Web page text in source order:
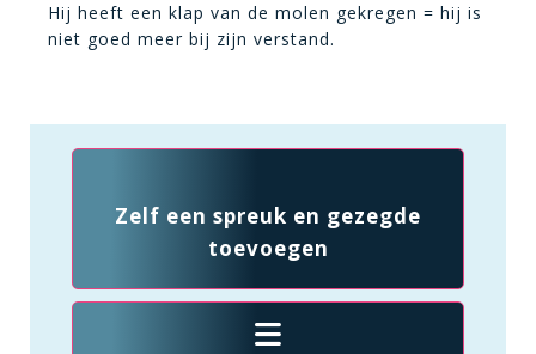
Hij heeft een klap van de molen gekregen = hij is
niet goed meer bij zijn verstand.
Zelf een spreuk en gezegde
toevoegen